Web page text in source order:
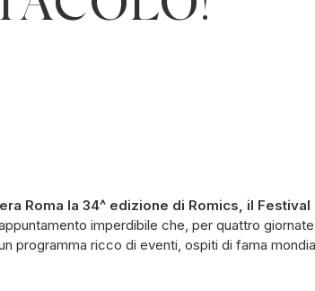
Roma la 34^ edizione di Romics, il
imperdibile che, per quattro
programma ricco di eventi, ospiti di fama